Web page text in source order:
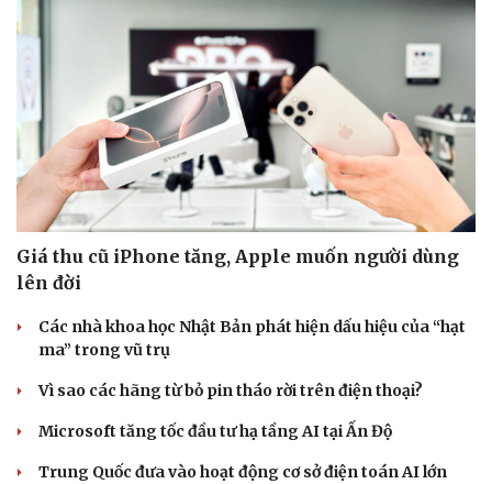
Giá thu cũ iPhone tăng, Apple muốn người dùng
lên đời
Các nhà khoa học Nhật Bản phát hiện dấu hiệu của “hạt
ma” trong vũ trụ
Vì sao các hãng từ bỏ pin tháo rời trên điện thoại?
Microsoft tăng tốc đầu tư hạ tầng AI tại Ấn Độ
Trung Quốc đưa vào hoạt động cơ sở điện toán AI lớn